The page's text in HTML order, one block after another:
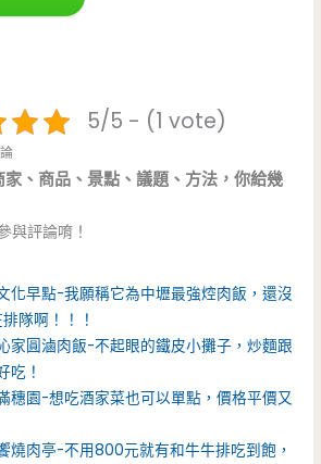
5/5 - (1 vote)
、商品、景點、議題、方法，你給幾
與評論唷！
化早點-我願稱它為中壢最強焢肉飯，還沒
隊啊！！！
家圓滷肉飯-不起眼的鐵皮小攤子，炒麵跟
吃！
穗園-想吃酒家菜也可以單點，價格平價又
燒肉亭-不用800元就有和牛牛排吃到飽，